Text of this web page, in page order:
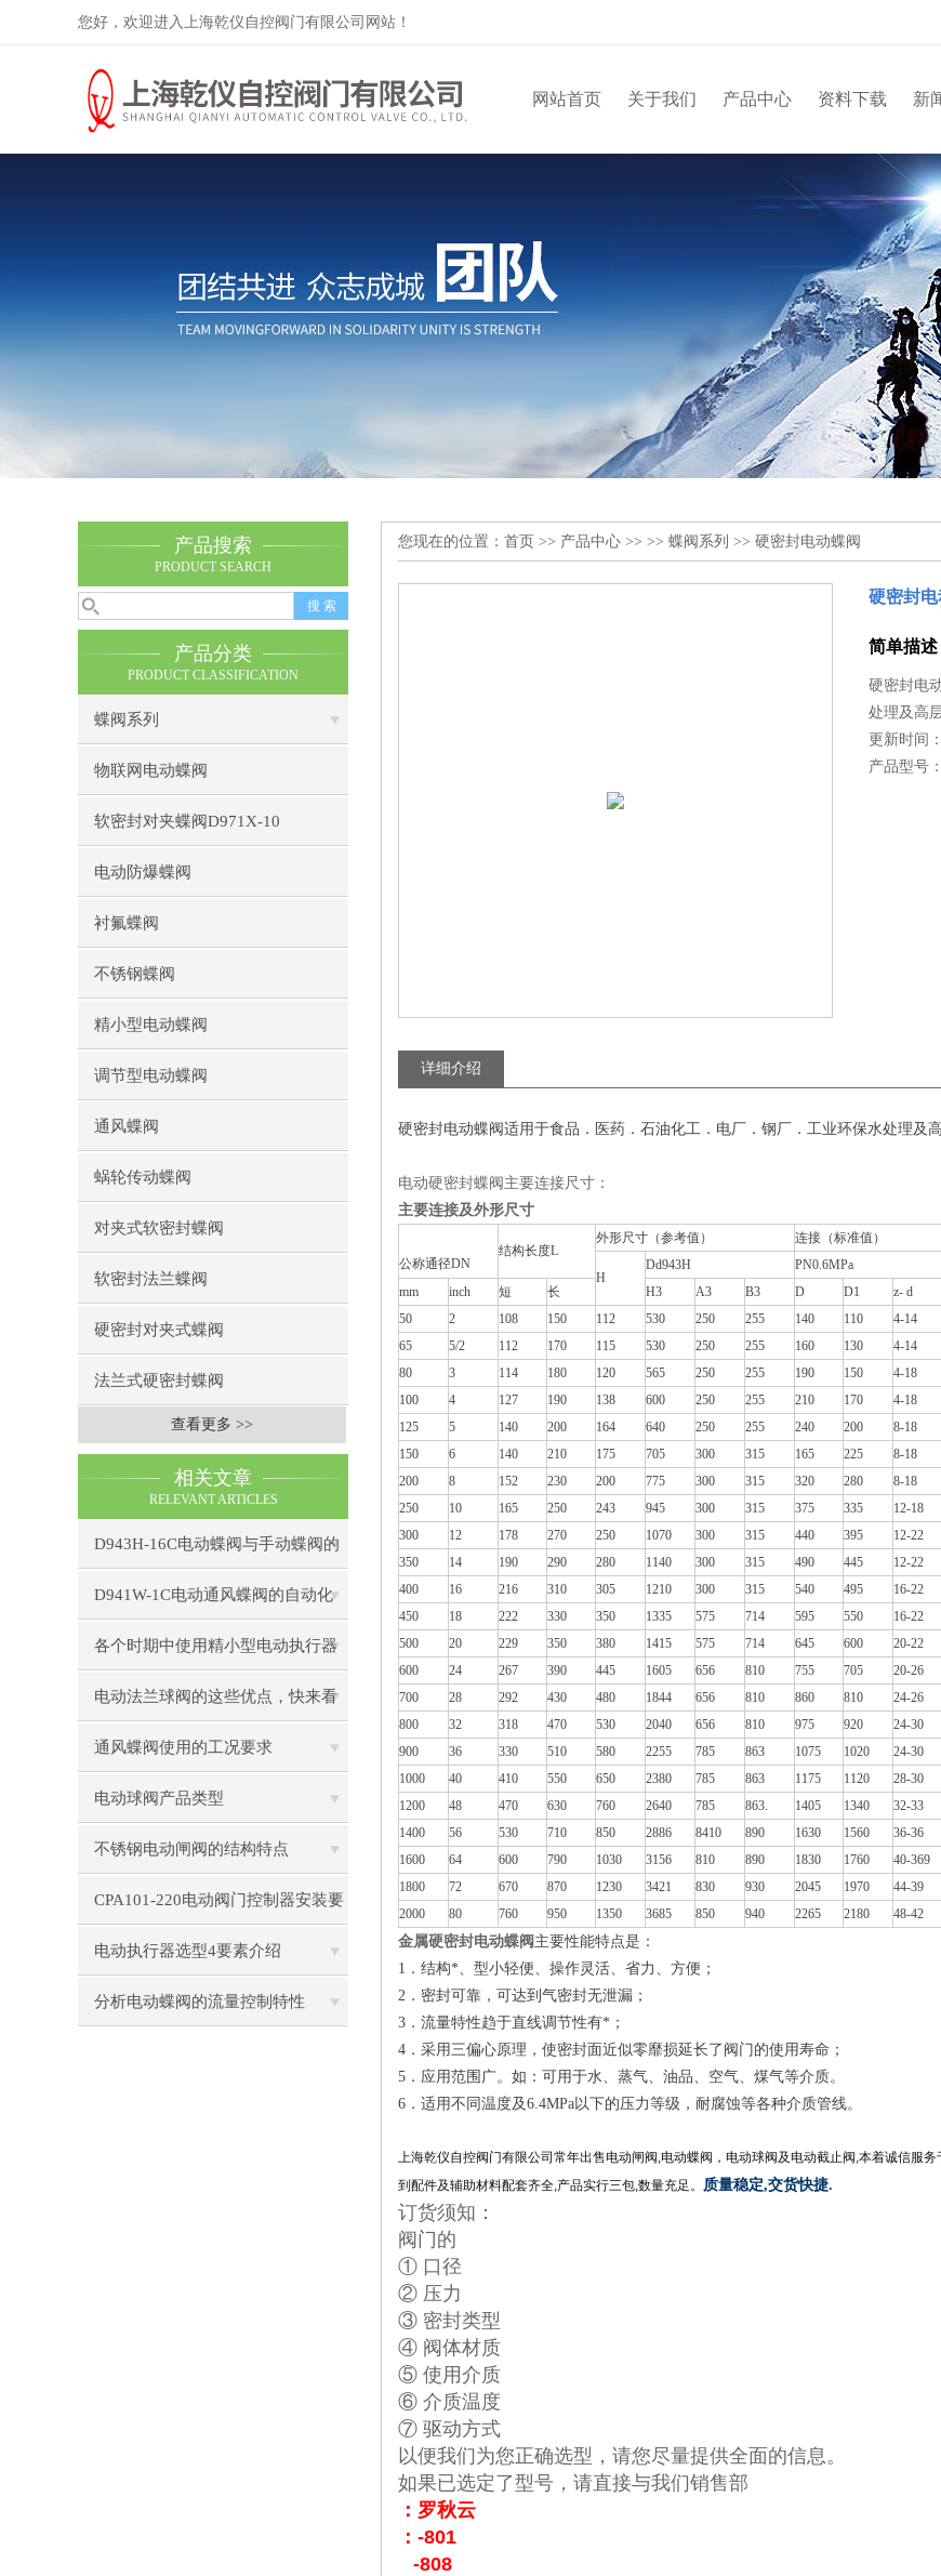
您好，欢迎进入上海乾仪自控阀门有限公司网站！
网站首页 关于我们 产品中心 资料下载 新
产品搜索
PRODUCT SEARCH
产品分类
PRODUCT CLASSIFICATION
蝶阀系列
物联网电动蝶阀
软密封对夹蝶阀D971X-10
电动防爆蝶阀
衬氟蝶阀
不锈钢蝶阀
精小型电动蝶阀
调节型电动蝶阀
通风蝶阀
蜗轮传动蝶阀
对夹式软密封蝶阀
软密封法兰蝶阀
硬密封对夹式蝶阀
法兰式硬密封蝶阀
查看更多 >>
相关文章
RELEVANT ARTICLES
D943H-16C电动蝶阀与手动蝶阀的
比较
D941W-1C电动通风蝶阀的自动化
控制技术
各个时期中使用精小型电动执行器
出现的小状况
电动法兰球阀的这些优点，快来看
看吧
通风蝶阀使用的工况要求
电动球阀产品类型
不锈钢电动闸阀的结构特点
CPA101-220电动阀门控制器安装要
注意些细节？
电动执行器选型4要素介绍
分析电动蝶阀的流量控制特性
您现在的位置： 首页 >> 产品中心 >> >> 蝶阀系列 >> 硬密封电动蝶阀
硬密封电
简单描述
硬密封电
处理及高
更新时间
产品型号
详细介绍
硬密封电动蝶阀适用于食品．医药．石油化工．电厂．钢厂．工业环保水处理及
电动硬密封蝶阀主要连接尺寸：
主要连接及外形尺寸
公称通径DN
结构长度L
外形尺寸（参考值） 连接（标准值）
H
Dd943H PN0.6MPa
mm
inch 短 长 H3 A3 B3 D D1 z- d
50
2 108 150 112 530 250 255 140 110 4-14
65
5/2 112 170 115 530 250 255 160 130 4-14
80
3 114 180 120 565 250 255 190 150 4-18
100
4 127 190 138 600 250 255 210 170 4-18
125
5 140 200 164 640 250 255 240 200 8-18
150
6 140 210 175 705 300 315 165 225 8-18
200
8 152 230 200 775 300 315 320 280 8-18
250
10 165 250 243 945 300 315 375 335 12-18
300
12 178 270 250 1070 300 315 440 395 12-22
350
14 190 290 280 1140 300 315 490 445 12-22
400
16 216 310 305 1210 300 315 540 495 16-22
450
18 222 330 350 1335 575 714 595 550 16-22
500
20 229 350 380 1415 575 714 645 600 20-22
600
24 267 390 445 1605 656 810 755 705 20-26
700
28 292 430 480 1844 656 810 860 810 24-26
800
32 318 470 530 2040 656 810 975 920 24-30
900
36 330 510 580 2255 785 863 1075 1020 24-30
1000
40 410 550 650 2380 785 863 1175 1120 28-30
1200
48 470 630 760 2640 785 863. 1405 1340 32-33
1400
56 530 710 850 2886 8410 890 1630 1560 36-36
1600
64 600 790 1030 3156 810 890 1830 1760 40-369
1800
72 670 870 1230 3421 830 930 2045 1970 44-39
2000
80 760 950 1350 3685 850 940 2265 2180 48-42
金属硬密封电动蝶阀 主要性能特点是：
1．结构*、型小轻便、操作灵活、省力、方便；
2．密封可靠，可达到气密封无泄漏；
3．流量特性趋于直线调节性有*；
4．采用三偏心原理，使密封面近似零靡损延长了阀门的使用寿命；
5．应用范围广。如：可用于水、蒸气、油品、空气、煤气等介质。
6．适用不同温度及6.4MPa以下的压力等级，耐腐蚀等各种介质管线。
上海乾仪自控阀门有限公司常年出售电动闸阀,电动蝶阀，电动球阀及电动截止阀,本着诚信服务
到配件及辅助材料配套齐全,产品实行三包,数量充足。 质量稳定,交货快捷.
订货须知：
阀门的
① 口径
② 压力
③ 密封类型
④ 阀体材质
⑤ 使用介质
⑥ 介质温度
⑦ 驱动方式
以便我们为您正确选型，请您尽量提供全面的信息。
如果已选定了型号，请直接与我们销售部
：罗秋云
：-801
-808